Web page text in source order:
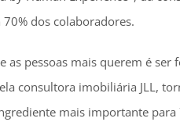
dos colaboradores.
pessoas mais querem é
consultora imobiliária JLL,
mais importante